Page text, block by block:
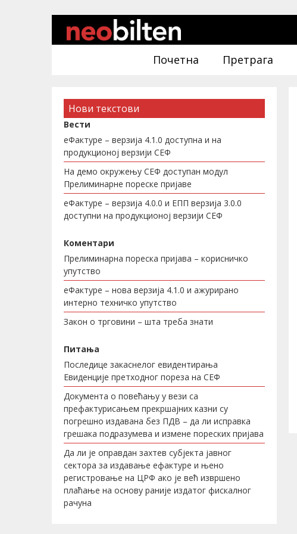
Почетна Претрага
Нови текстови
Вести
еФактуре – верзија 4.1.0 доступна и на
продукционој верзији СЕФ
На демо окружењу СЕФ доступан модул
Прелиминарне пореске пријаве
еФактуре – верзија 4.0.0 и ЕПП верзија 3.0.0
доступни на продукционој верзији СЕФ
Коментари
Прелиминарна пореска пријава – корисничко
упутство
еФактуре – нова верзија 4.1.0 и ажурирано
интерно техничко упутство
Закон о трговини – шта треба знати
Питања
Последице закаснелог евидентирања
Евиденције претходног пореза на СЕФ
Документа о повећању у вези са
префактурисањем прекршајних казни су
погрешно издавана без ПДВ – да ли исправка
грешака подразумева и измене пореских пријава
Да ли је оправдан захтев субјекта јавног
сектора за издавање ефактуре и њено
регистровање на ЦРФ ако је већ извршено
плаћање на основу раније издатог фискалног
рачуна